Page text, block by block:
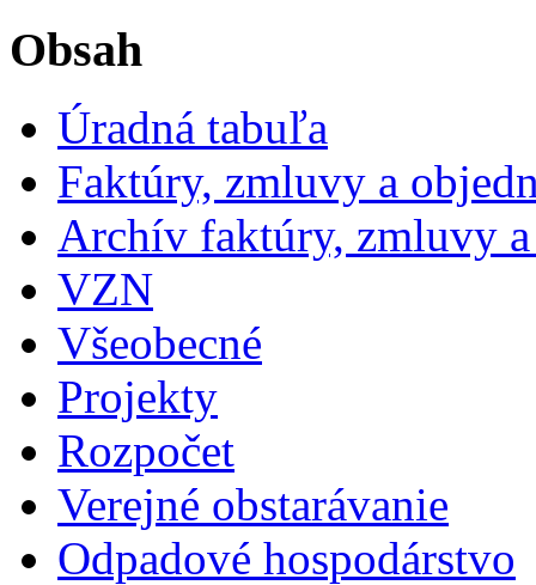
Obsah
Úradná tabuľa
Faktúry, zmluvy a
Archív faktúry, zmluvy
VZN
Všeobecné
Projekty
Rozpočet
Verejné obstarávanie
Odpadové hospodárstvo